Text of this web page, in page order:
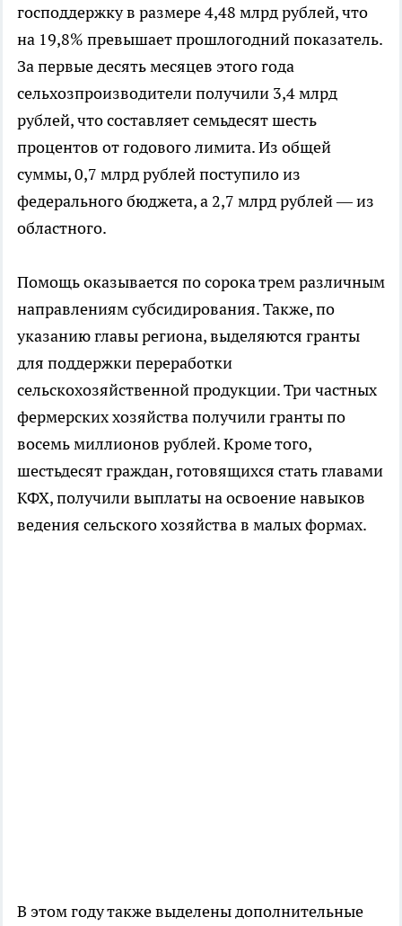
господдержку в размере 4,48 млрд рублей, что
на 19,8% превышает прошлогодний показатель.
За первые десять месяцев этого года
сельхозпроизводители получили 3,4 млрд
рублей, что составляет семьдесят шесть
процентов от годового лимита. Из общей
суммы, 0,7 млрд рублей поступило из
федерального бюджета, а 2,7 млрд рублей — из
областного.
Помощь оказывается по сорока трем различным
направлениям субсидирования. Также, по
указанию главы региона, выделяются гранты
для поддержки переработки
сельскохозяйственной продукции. Три частных
фермерских хозяйства получили гранты по
восемь миллионов рублей. Кроме того,
шестьдесят граждан, готовящихся стать главами
КФХ, получили выплаты на освоение навыков
ведения сельского хозяйства в малых формах.
В этом году также выделены дополнительные